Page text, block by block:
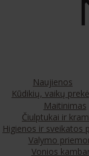
Naujienos
Kūdikių, vaikų
Maitinimas
Čiulptukai ir
Higienos ir sveikatos
Valymo
Vonios